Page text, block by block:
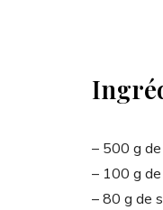
– 500 g de
– 100 g
– 80 g de